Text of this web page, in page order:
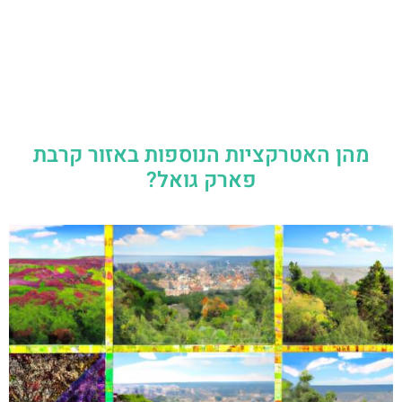
מהן האטרקציות הנוספות באזור קרבת
פארק גואל?